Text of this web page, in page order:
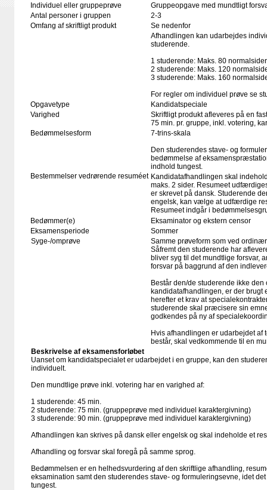
Individuel eller gruppeprøve
Gruppeopgave med mundtligt
Antal personer i gruppen
2-3
Omfang af skriftligt produkt
Se nedenfor
Afhandlingen kan udarbejdes
studerende.
1 studerende: Maks. 80 normalsider
2 studerende: Maks. 120
3 studerende: Maks. 160
For regler om individuel prøve se
Opgavetype
Kandidatspeciale
Varighed
Skriftligt produkt afleveres på en
75 min. pr. gruppe, inkl. votering,
Bedømmelsesform
7-trins-skala
Den studerendes stave- og
bedømmelse af
indhold tungest.
Bestemmelser vedrørende resuméet Kandidatafhandlingen skal
maks. 2 sider. Resumeet
er skrevet på dansk. Studerende
engelsk, kan vælge at udfærdige
Resumeet indgår i
Bedømmer(e)
Eksaminator og ekstern censor
Eksamensperiode
Sommer
Syge-/omprøve
Samme prøveform som ved
Såfremt den studerende har
bliver syg til det mundtlige forsvar,
forsvar på baggrund af den
Består den/de studerende ikke
kandidatafhandlingen, er der brugt
herefter et krav at
studerende skal præcisere sin
godkendes på ny af
Hvis afhandlingen er udarbejdet af
består, skal vedkommende til en
Beskrivelse af eksamensforløbet
Uanset om kandidatspecialet er udarbejdet i en gruppe, kan den
individuelt.
Den mundtlige prøve inkl. votering har en varighed af:
1 studerende: 45 min.
2 studerende: 75 min. (gruppeprøve med individuel karaktergivning)
3 studerende: 90 min. (gruppeprøve med individuel karaktergivning)
Afhandlingen kan skrives på dansk eller engelsk og skal indeholde et
Afhandling og forsvar skal foregå på samme sprog.
Bedømmelsen er en helhedsvurdering af den skriftlige afhandling,
eksamination samt den studerendes stave- og formuleringsevne, idet
tungest.